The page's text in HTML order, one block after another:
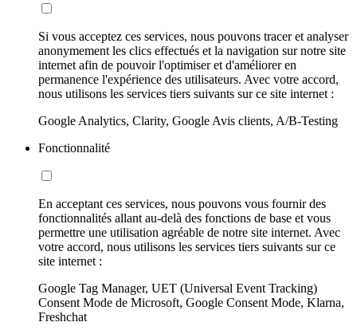
Si vous acceptez ces services, nous pouvons tracer et analyser
anonymement les clics effectués et la navigation sur notre site
internet afin de pouvoir l'optimiser et d'améliorer en
permanence l'expérience des utilisateurs. Avec votre accord,
nous utilisons les services tiers suivants sur ce site internet :
Google Analytics, Clarity, Google Avis clients, A/B-Testing
Fonctionnalité
En acceptant ces services, nous pouvons vous fournir des
fonctionnalités allant au-delà des fonctions de base et vous
permettre une utilisation agréable de notre site internet. Avec
votre accord, nous utilisons les services tiers suivants sur ce
site internet :
Google Tag Manager, UET (Universal Event Tracking)
Consent Mode de Microsoft, Google Consent Mode, Klarna,
Freshchat